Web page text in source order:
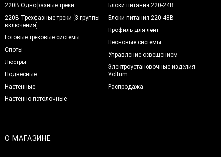
220В Однофазные треки
220В Трехфазные треки (3 группы
включения)
Готовые трековые системы
Споты
Люстры
Подвесные
Настенные
Настенно-потолочные
Блоки питания 220-24В
Блоки питания 220-48В
Профиль для лент
Неоновые системы
Управление освещением
Электроустановочные изделия
Voltum
Распродажа
О МАГАЗИНЕ